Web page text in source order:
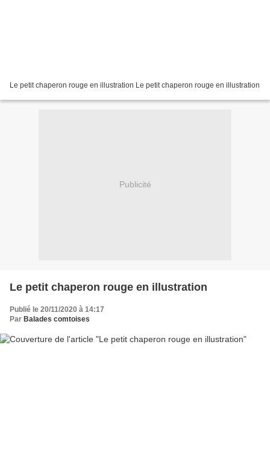
Le petit chaperon rouge en illustration Le petit chaperon rouge en illustration
Publicité
Le petit chaperon rouge en illustration
Publié le 20/11/2020 à 14:17
Par Balades comtoises